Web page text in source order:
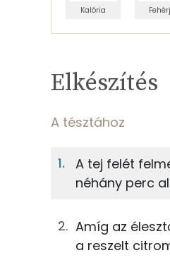
Kalória
63gtej
11g joghurt
TÁPANYAGTARTALOM
Elkészítés
A tésztához
A tej felét
néhány perc
Amíg az
a reszelt